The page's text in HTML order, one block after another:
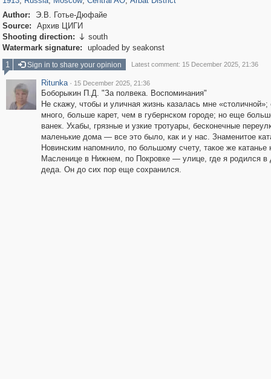
Author:
Э.В. Готье-Дюфайе
Source:
Архив ЦИГИ
Shooting direction:  south
Watermark signature:
uploaded by seakonst
1
Sign in to share your opinion Latest comment: 15 December 2025, 21:36
Ritunka · 15 December 2025, 21:36
Боборыкин П.Д. "За полвека. Воспоминания"
Не скажу, чтобы и уличная жизнь казалась мне
много, больше карет, чем в губернском городе; но еще
ванек. Ухабы, грязные и узкие тротуары, бесконечные
маленькие дома — все это было, как и у нас. Знаменитое
Новинским напомнило, по большому счету, такое же катанье
Масленице в Нижнем, по Покровке — улице, где я родился в
деда. Он до сих пор еще сохранился.